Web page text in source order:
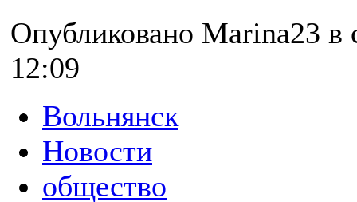
Опубликовано Marina23 в
12:09
Вольнянск
Новости
общество